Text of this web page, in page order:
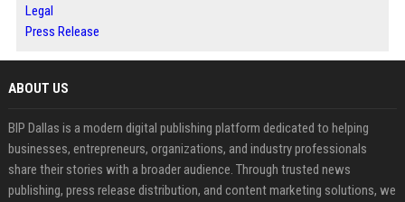
Legal
Press Release
ABOUT US
BIP Dallas is a modern digital publishing platform dedicated to helping
businesses, entrepreneurs, organizations, and industry professionals
share their stories with a broader audience. Through trusted news
publishing, press release distribution, and content marketing solutions, we